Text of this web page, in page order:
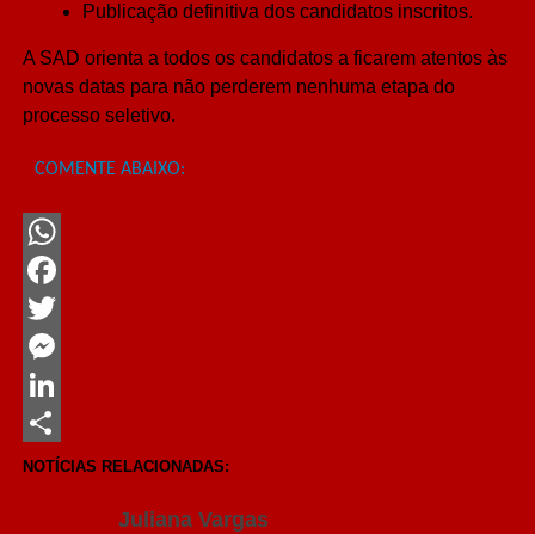
Publicação definitiva dos candidatos inscritos.
A SAD orienta a todos os candidatos a ficarem atentos às
novas datas para não perderem nenhuma etapa do
processo seletivo.
COMENTE ABAIXO:
WhatsApp
Facebook
Twitter
Messenger
LinkedIn
Share
NOTÍCIAS RELACIONADAS:
Juliana Vargas